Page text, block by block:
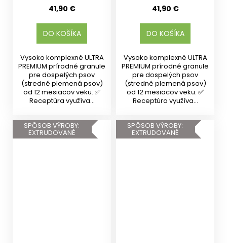
41,90 €
DO KOŠÍKA
Vysoko komplexné ULTRA
PREMIUM prírodné granule
pre dospelých psov
(stredné plemená psov)
od 12 mesiacov veku. ✅
Receptúra využíva...
41,90 €
DO KOŠÍKA
Vysoko komplexné ULTRA
PREMIUM prírodné granule
pre dospelých psov
(stredné plemená psov)
od 12 mesiacov veku. ✅
Receptúra využíva...
SPÔSOB VÝROBY:
EXTRUDOVANÉ
SPÔSOB VÝROBY:
EXTRUDOVANÉ